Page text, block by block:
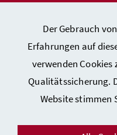
Der Gebrauch
Erfahrungen auf
verwenden
Qualitätssicherung.
Website stimmen
Quicklinks